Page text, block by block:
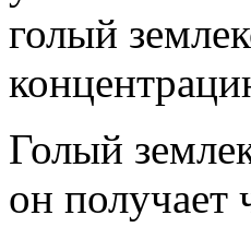
голый
Голый
он получает